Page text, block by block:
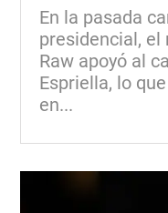
En la pasada
presidencial, el
Raw apoyó al
Espriella, lo
en...